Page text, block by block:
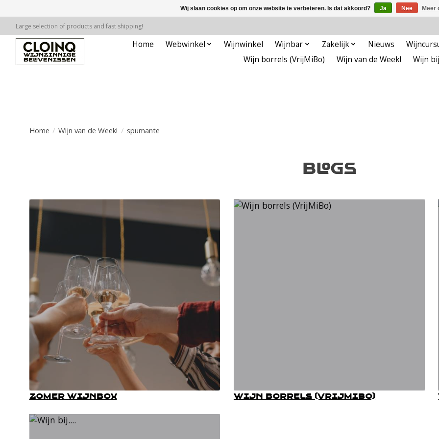
Large selection of products and fast shipping!
Home Webwinkel Wijnwinkel Wijnbar Zakelijk Nieuws
Wijn borrels (VrijMiBo)
Wijn van de Week! Wijn
Home / Wijn van de Week! / spumante
Blogs
Zomer wijnbox Wijn borrels (VrijMiBo)
Wij slaan cookies op om onze website te verbeteren. Is dat akkoord? Ja Nee Meer